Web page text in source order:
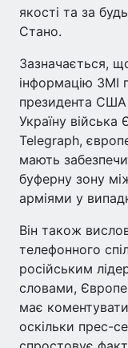
якості та за
Стано.
Зазначається,
інформацію ЗМІ
президента США
Україну
Telegraph,
мають
буферну зону
арміями у
Він також
телефонного
російським
словами,
має
оскільки прес-